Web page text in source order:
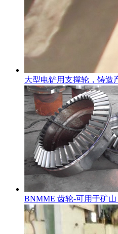
大型电铲用支撑轮，铸造
BNMME 齿轮-可用于矿